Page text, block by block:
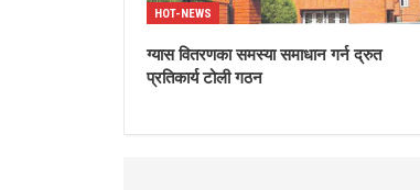
HOT-NEWS
ग्यास वितरणका समस्या समाधान गर्न द्रुत
प्रतिकार्य टोली गठन